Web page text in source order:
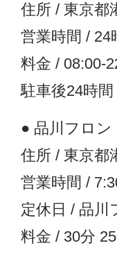
住所 / 東京都
営業時間 / 24
料金 / 08:00-
駐車後24時間
● 品川フロ
住所 / 東京都
営業時間 /
定休日 / 品川
料金 / 30分